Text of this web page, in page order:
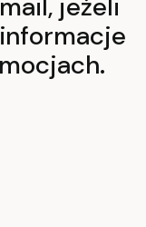
jeżeli